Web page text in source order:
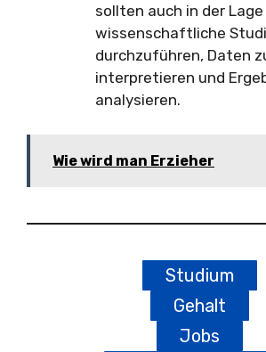
sollten auch in der Lage
wissenschaftliche
durchzuführen, Daten
interpretieren und
analysieren.
Wie wird man Erzieher
Studium
Gehalt
Jobs